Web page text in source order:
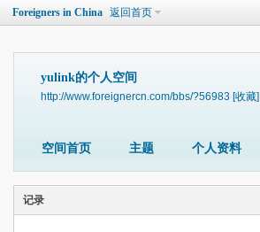
Foreigners in China 返回首页
yulink的个人空间
http://www.foreignercn.com/bbs/?56983 [收藏]
空间首页 主题 个人资料
记录